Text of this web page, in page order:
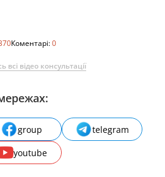
Коментарі:0
всі відео консультації
group
telegram
youtube